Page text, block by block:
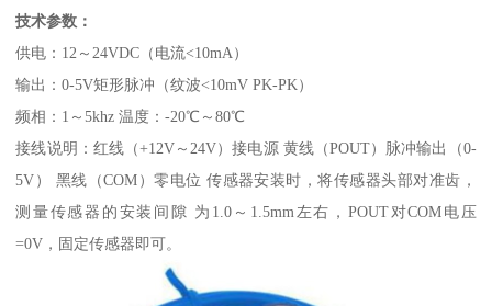
技术参数：
供电：12～24VDC（电流<10mA）
输出：0-5V矩形脉冲（纹波<10mV PK-PK）
频相：1～5khz 温度：-20℃～80℃
接线说明：红线（+12V～24V）接电源 黄线（POUT）脉冲输出（0-
5V） 黑线（COM）零电位 传感器安装时，将传感器头部对准齿，
测量传感器的安装间隙 为1.0～1.5mm左右，POUT对COM电压
=0V，固定传感器即可。